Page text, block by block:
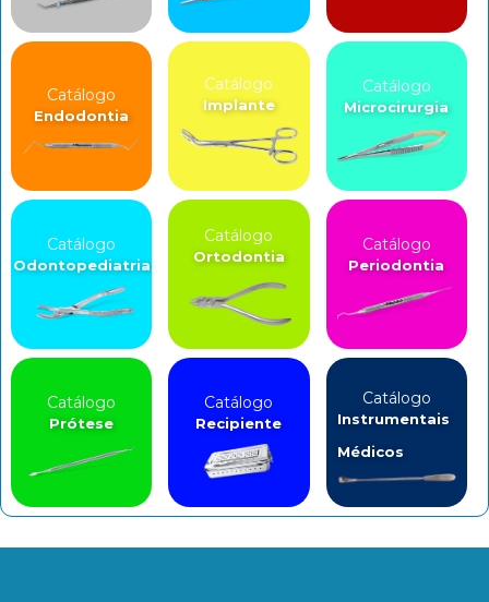
Catálogo
Endodontia
Catálogo
Implante
Catálogo
Microcirurgia
Catálogo
Odontopediatria
Catálogo
Ortodontia
Catálogo
Periodontia
Catálogo
Prótese
Catálogo
Recipiente
Catálogo
Instrumentais
Médicos